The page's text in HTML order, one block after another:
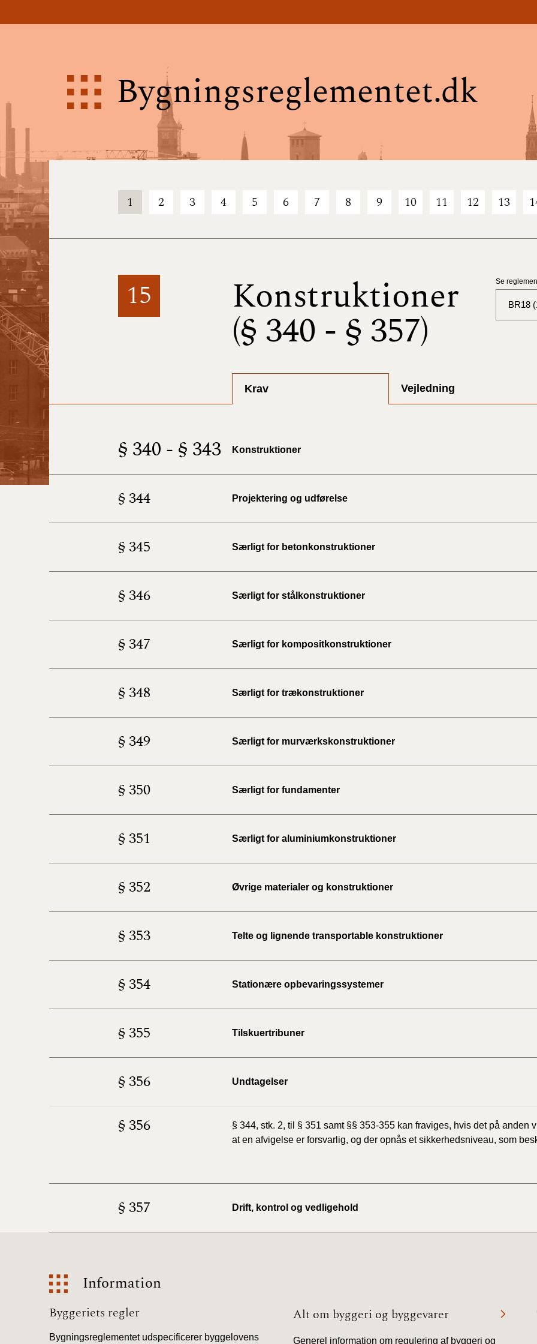
Bygningsreglementet.dk
1 2 3 4 5 6 7 8 9 10 11 12 13
15 Konstruktioner
(§ 340 - § 357)
Se
BR18
BR18
2022)
BR18
2020)
2018)
Krav Vejledning
§ 340 - § 343 Konstruktioner
§ 344 Projektering og udførelse
§ 345 Særligt for betonkonstruktioner
§ 346 Særligt for stålkonstruktioner
§ 347 Særligt for kompositkonstruktioner
§ 348 Særligt for trækonstruktioner
§ 349 Særligt for murværkskonstruktioner
§ 350 Særligt for fundamenter
§ 351 Særligt for aluminiumkonstruktioner
§ 352 Øvrige materialer og konstruktioner
§ 353 Telte og lignende transportable konstruktioner
§ 354 Stationære opbevaringssystemer
§ 355 Tilskuertribuner
§ 356 Undtagelser
§ 356
§ 344, stk. 2, til § 351 samt §§ 353-355 kan fraviges, hvis det på anden
at en afvigelse er forsvarlig, og der opnås et sikkerhedsniveau, som
§ 357 Drift, kontrol og vedligehold
Information
Information
Byggeriets regler
Bygningsreglementet udspecificerer byggelovens
Alt om byggeri og byggevarer
Generel information om regulering af byggeri og